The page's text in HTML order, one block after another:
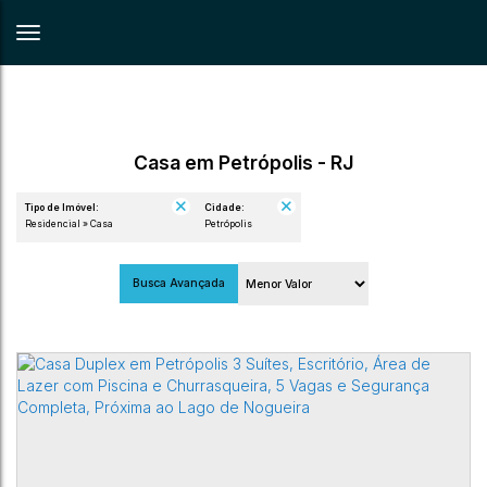
Casa em Petrópolis - RJ
Tipo de Imóvel:
Residencial » Casa
Cidade:
Petrópolis
Busca Avançada